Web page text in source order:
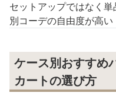
セットアップではなく
別コーデの自由度が高い
ケース別おすすめ
カートの選び方